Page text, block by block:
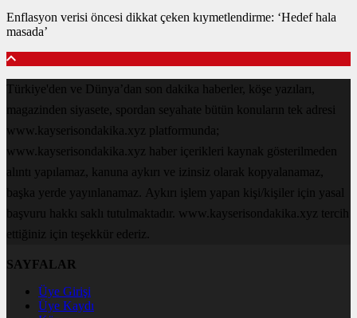
Enflasyon verisi öncesi dikkat çeken kıymetlendirme: ‘Hedef hala
masada’
Türkiye'den ve Dünya’dan son dakika haberler, köşe yazıları,
magazinden siyasete, spordan seyahate bütün konuların tek adresi
www.kayserisondakika.xyz platformunda;
www.kayserisondakika.xyz haber içerikleri kaynak gösterilmeden
alıntı yapılamaz, kanuna aykırı ve izinsiz olarak kopyalanamaz,
başka yerde yayınlanamaz. Aykırı işlem yapan kişi/kişiler için yasal
başvuru hakkı saklı tutulmaktadır. www.kayserisondakika.xyz tercih
ettiğiniz için teşekkür ederiz.
SAYFALAR
Üye Girişi
Üye Kaydı